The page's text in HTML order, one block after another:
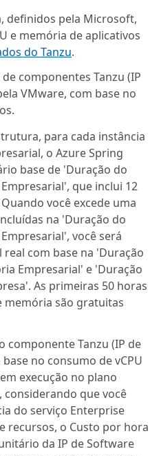
definidos pela Microsoft,
e memória de aplicativos
do Tanzu.
componentes Tanzu (IP
VMware, com base no
para cada instância
o Azure Spring
base de 'Duração do
que inclui 12
você excede uma
na 'Duração do
você será
com base na 'Duração
Empresarial' e 'Duração
As primeiras 50 horas
memória são gratuitas
componente Tanzu (IP de
no consumo de vCPU
execução no plano
considerando que você
do serviço Enterprise
recursos, o Custo por hora
da IP de Software